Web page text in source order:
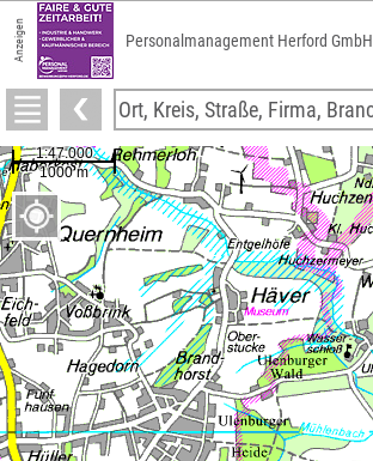
Anzeigen Personalmanagement Herford GmbH